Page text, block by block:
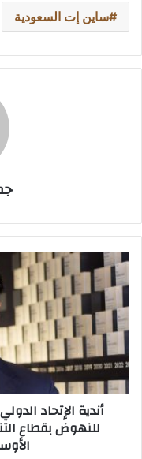
ساين إت السعودية
أندية
الإتحاد
الدولي
للسيارات
تجتمع
في
مونتينيغرو
بقطاع
أندية الإتحاد
للنهوض بقطاع